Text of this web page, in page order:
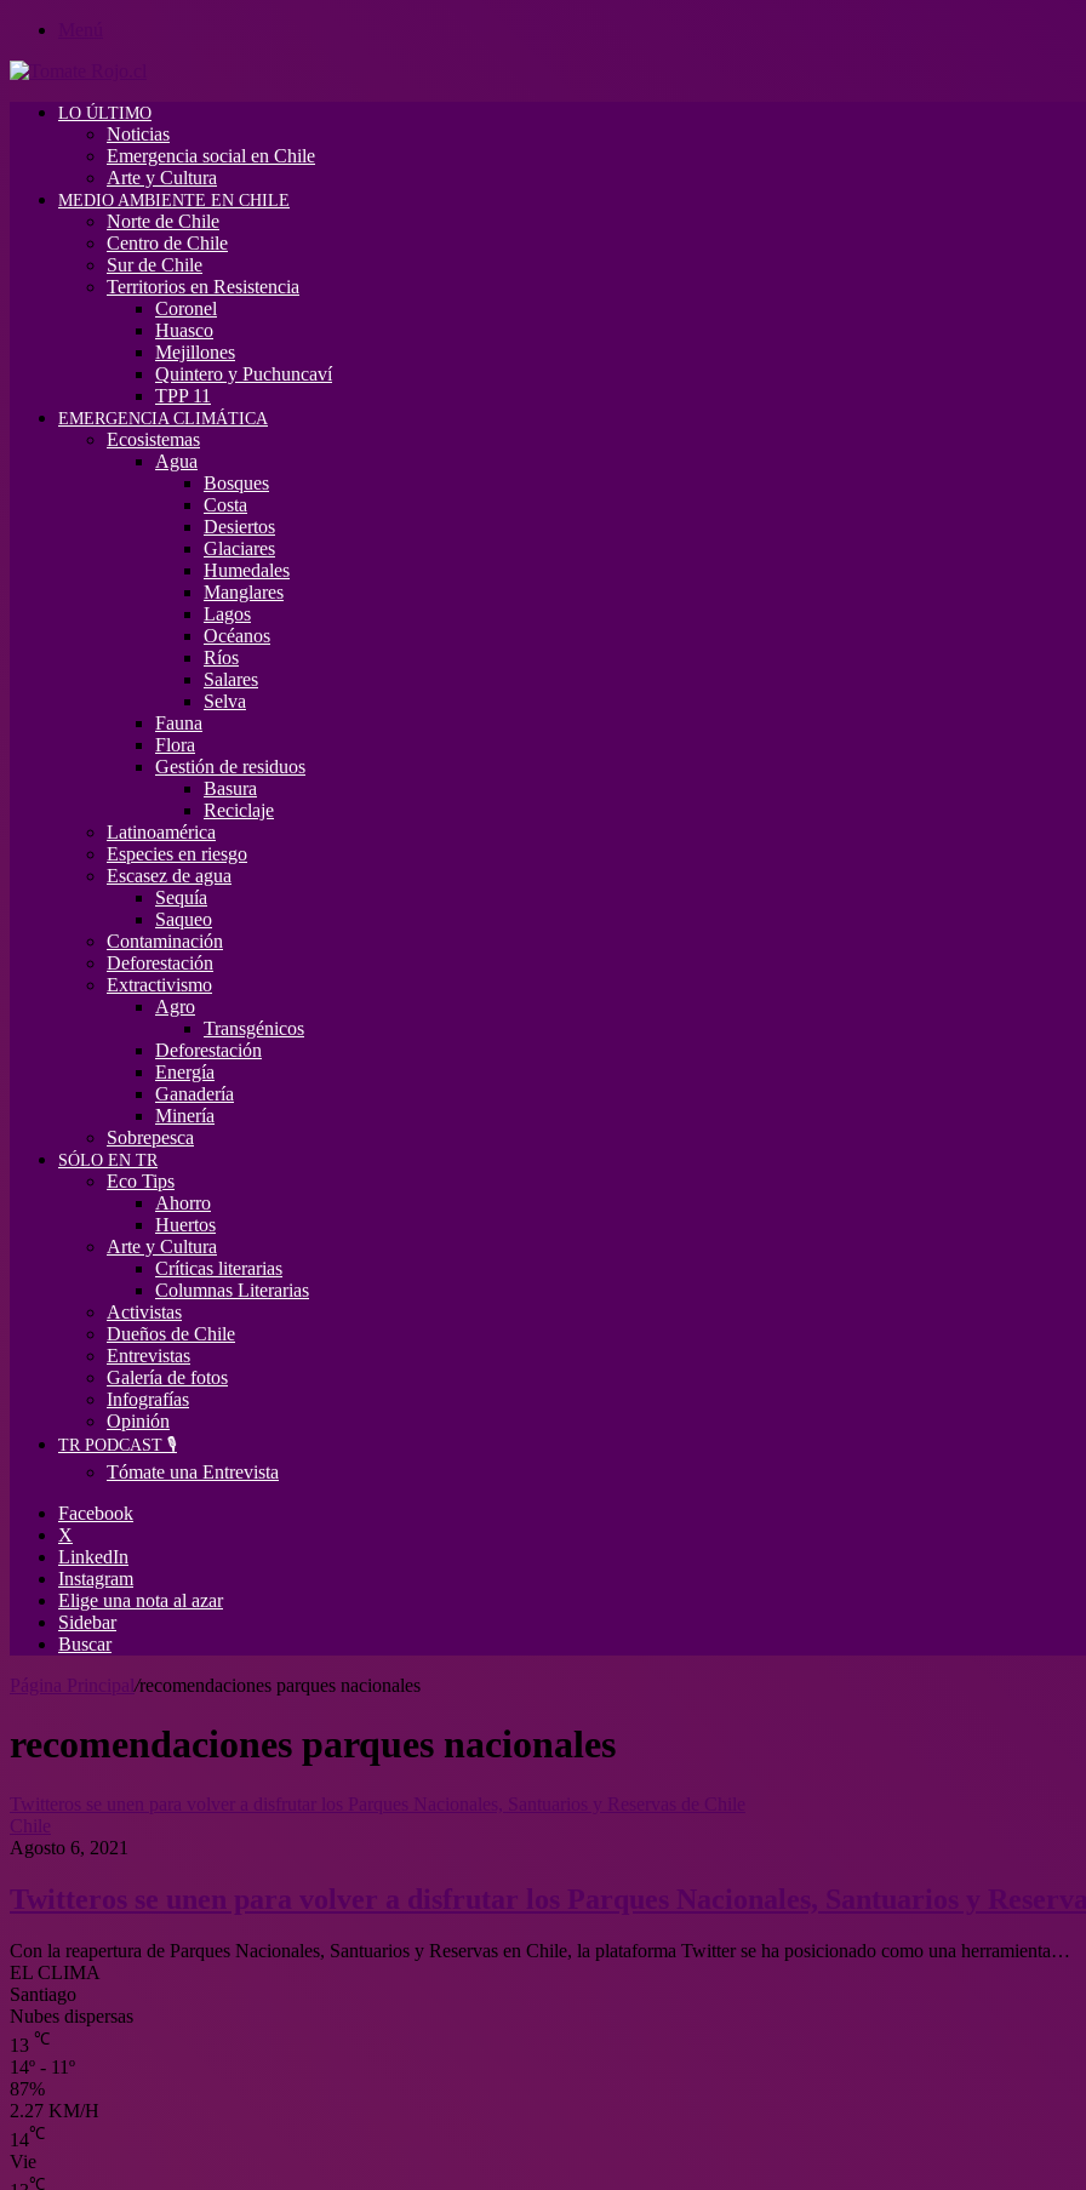
LO ÚLTIMO
Noticias
Emergencia social en Chile
Arte y Cultura
MEDIO AMBIENTE EN CHILE
Norte de Chile
Centro de Chile
Sur de Chile
Territorios en Resistencia
Coronel
Huasco
Mejillones
Quintero y Puchuncaví
TPP 11
EMERGENCIA CLIMÁTICA
Ecosistemas
Agua
Bosques
Costa
Desiertos
Glaciares
Humedales
Manglares
Lagos
Océanos
Ríos
Salares
Selva
Fauna
Flora
Gestión de residuos
Basura
Reciclaje
Latinoamérica
Especies en riesgo
Escasez de agua
Sequía
Saqueo
Contaminación
Deforestación
Extractivismo
Agro
Transgénicos
Deforestación
Energía
Ganadería
Minería
Sobrepesca
SÓLO EN TR
Eco Tips
Ahorro
Huertos
Arte y Cultura
Críticas literarias
Columnas Literarias
Activistas
Dueños de Chile
Entrevistas
Galería de fotos
Infografías
Opinión
TR PODCAST 🎙️
Tómate una Entrevista
Facebook
X
LinkedIn
Instagram
Elige una nota al azar
Sidebar
Buscar
Página Principal /recomendaciones parques nacionales
recomendaciones parques nacionales
Twitteros se unen para volver a disfrutar los Parques Nacionales, Santuarios y Reservas de Chile
Chile
Agosto 6, 2021
Twitteros se unen para volver a disfrutar los Parques Nacionales, Santuarios y
Con la reapertura de Parques Nacionales, Santuarios y Reservas en Chile, la plataforma Twitter se ha posicionado como una herramienta…
EL CLIMA
Santiago
Nubes dispersas
13 ℃
14º - 11º
87%
2.27 KM/H
14℃
Vie
℃